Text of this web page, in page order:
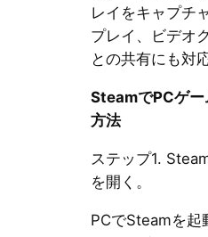
レイをキャプチ
プレイ、ビデオ
との共有にも対
SteamでPCゲー
方法
ステップ1.
を開く。
PCでSteamを起